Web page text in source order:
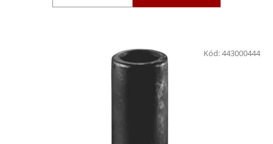
Kód:443000444